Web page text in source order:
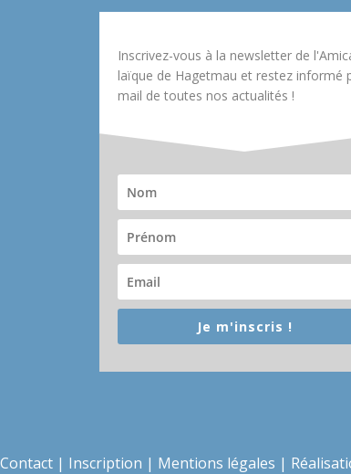
Inscrivez-vous à la newsletter de
laïque de Hagetmau et restez informé
mail de toutes nos actualités !
Je m'inscris !
Contact| Inscription | Mentions légales |